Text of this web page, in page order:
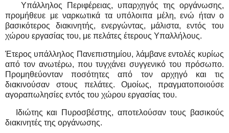
Υπάλληλος Περιφέρειας, υπαρχηγός της οργάνωσης,
προμήθευε με ναρκωτικά τα υπόλοιπα μέλη, ενώ ήταν ο
βασικότερος διακινητής, ενεργώντας, μάλιστα, εντός του
χώρου εργασίας του, με πελάτες έτερους Υπαλλήλους.
Έτερος υπάλληλος Πανεπιστημίου, λάμβανε εντολές κυρίως
από τον ανωτέρω, που τυγχάνει συγγενικό του πρόσωπο.
Προμηθεύονταν ποσότητες από τον αρχηγό και τις
διακινούσαν στους πελάτες. Ομοίως, πραγματοποιούσε
αγοραπωλησίες εντός του χώρου εργασίας του.
Ιδιώτης και Πυροσβέστης, αποτελούσαν τους βασικούς
διακινητές της οργάνωσης.